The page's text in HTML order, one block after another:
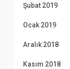
Şubat 2019
Ocak 2019
Aralık 2018
Kasım 2018